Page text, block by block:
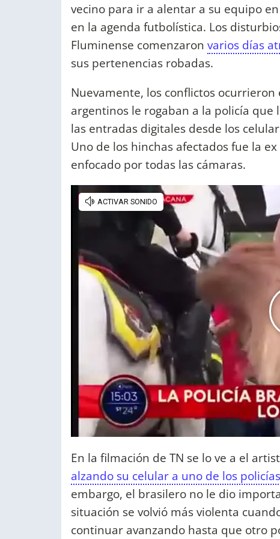
vecino para ir a alentar a su equipo
en la agenda futbolística. Los
Fluminense comenzaron varios días
sus pertenencias robadas.
Nuevamente, los conflictos
argentinos le rogaban a la policía
las entradas digitales desde los
Uno de los hinchas afectados fue la
enfocado por todas las cámaras.
En la filmación de TN se lo ve a el
alzando su celular a uno de los policías
embargo, el brasilero no le dio
situación se volvió más violenta
continuar avanzando hasta que otro